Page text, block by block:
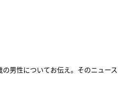
男性についてお伝え。そのニュース